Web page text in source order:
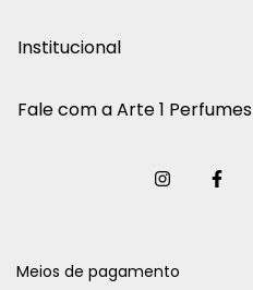
Institucional
Fale com a Arte 1 Perfumes
Meios de pagamento